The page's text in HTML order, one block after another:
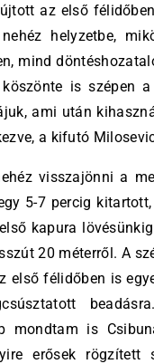
az első
helyzetbe,
mind
is szépen
ami után
a kifutó
visszajönni a
5-7 percig
kapura
20 méterről. A
első félidőben is
mondtam is
erősek